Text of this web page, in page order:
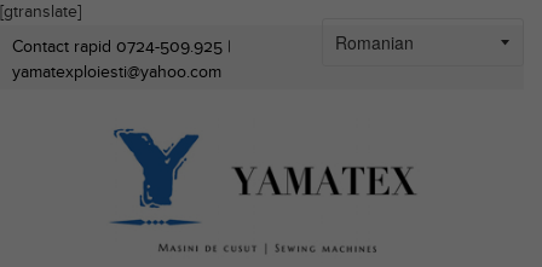
[gtranslate]
Contact rapid 0724-509.925 |
yamatexploiesti@yahoo.com